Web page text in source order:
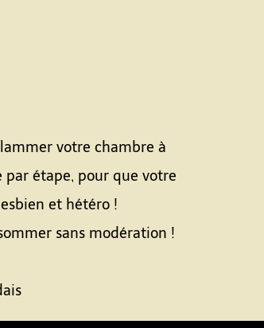
votre chambre à
par étape, pour que votre
et hétéro !
sans modération !